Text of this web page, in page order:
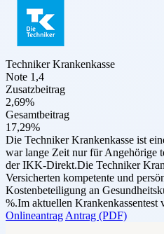
Techniker Krankenkasse
Note 1,4
Zusatzbeitrag
2,69%
Gesamtbeitrag
17,29%
Die Techniker Krankenkasse ist
war lange Zeit nur für Angehörige
der IKK-Direkt.Die Techniker
Versicherten kompetente und
Kostenbeteiligung an
%.Im aktuellen Krankenkassentest
Onlineantrag Antrag (PDF)